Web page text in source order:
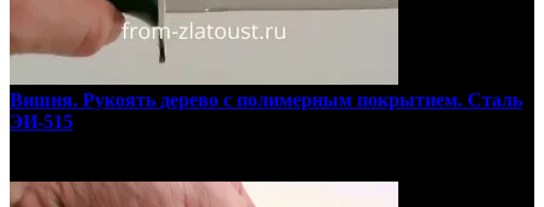
Вишня. Рукоять дерево с полимерным покрытием. Сталь
ЭИ-515